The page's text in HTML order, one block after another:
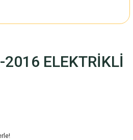
2016 ELEKTRİKLİ